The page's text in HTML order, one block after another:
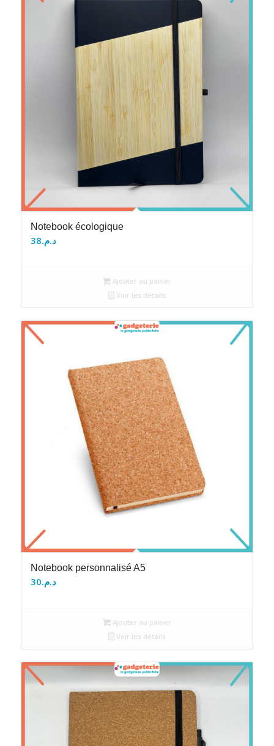
Notebook écologique
د.م.38
Ajouter au panier
Voir les détails
Notebook personnalisé A5
د.م.30
Ajouter au panier
Voir les détails